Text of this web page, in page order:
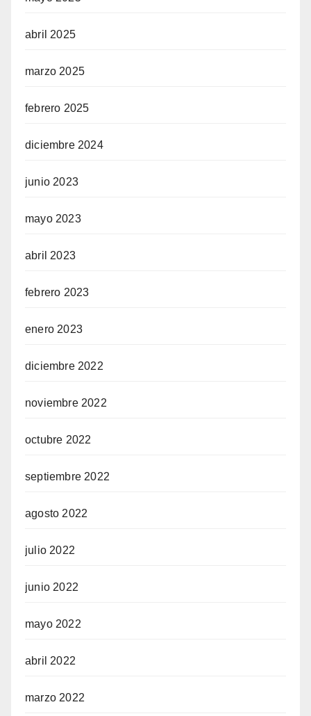
abril 2025
marzo 2025
febrero 2025
diciembre 2024
junio 2023
mayo 2023
abril 2023
febrero 2023
enero 2023
diciembre 2022
noviembre 2022
octubre 2022
septiembre 2022
agosto 2022
julio 2022
junio 2022
mayo 2022
abril 2022
marzo 2022